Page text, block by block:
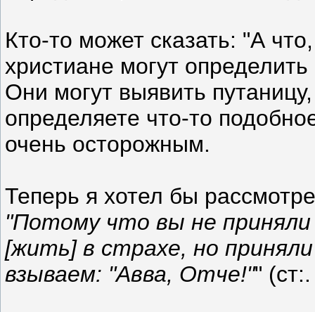
Кто-то может сказать: "А
христиане могут
Они могут выявить
определяете что-то
очень осторожным.
Теперь я хотел бы
"Потому что вы не
[жить] в страхе, но
взываем: "Авва, Отче!""